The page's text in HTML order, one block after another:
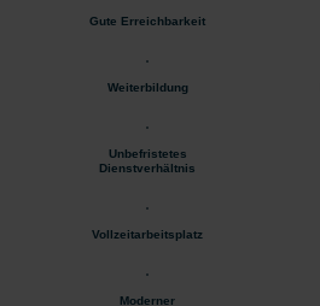
Gute Erreichbarkeit
Weiterbildung
Unbefristetes
Dienstverhältnis
Vollzeitarbeitsplatz
Moderner